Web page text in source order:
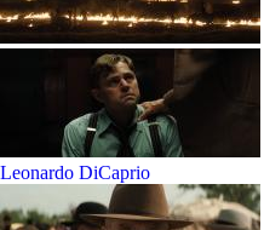
Leonardo DiCaprio